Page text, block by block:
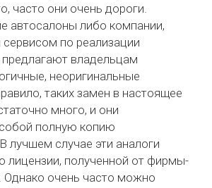
часто они очень дороги.
автосалоны либо компании,
по реализации
предлагают владельцам
неоригинальные
таких замен в настоящее
много, и они
полную копию
лучшем случае эти аналоги
лицензии, полученной от фирмы-
Однако очень часто можно